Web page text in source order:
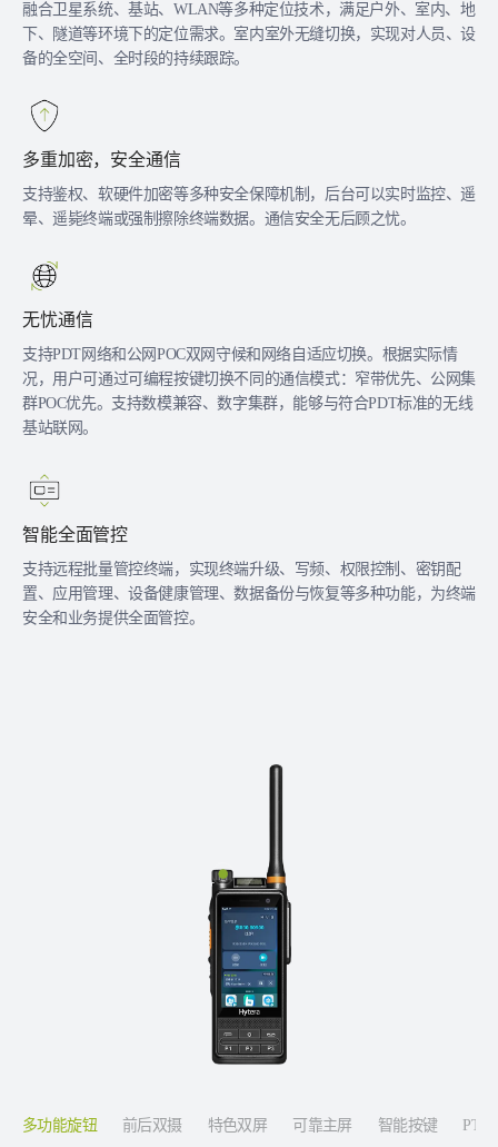
融合卫星系统、基站、WLAN等多种定位技术，满足户外、室内、地
下、隧道等环境下的定位需求。室内室外无缝切换，实现对人员、设
备的全空间、全时段的持续跟踪。
多重加密，安全通信
支持鉴权、软硬件加密等多种安全保障机制，后台可以实时监控、遥
晕、遥毙终端或强制擦除终端数据。通信安全无后顾之忧。
无忧通信
支持PDT网络和公网POC双网守候和网络自适应切换。根据实际情
况，用户可通过可编程按键切换不同的通信模式：窄带优先、公网集
群POC优先。支持数模兼容、数字集群，能够与符合PDT标准的无线
基站联网。
智能全面管控
支持远程批量管控终端，实现终端升级、写频、权限控制、密钥配
置、应用管理、设备健康管理、数据备份与恢复等多种功能，为终端
安全和业务提供全面管控。
多功能旋钮 前后双摄 特色双屏 可靠主屏 智能按键 PTT